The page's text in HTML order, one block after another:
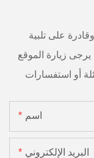
على تلبية
يرجى زيارة الموقع
اسم
البريد الإلكتروني